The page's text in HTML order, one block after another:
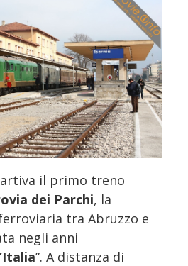
il primo treno
dei Parchi, la
tra Abruzzo e
negli anni
”. A distanza di